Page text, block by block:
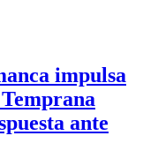
impulsa
ante